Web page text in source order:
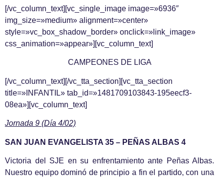
[/vc_column_text][vc_single_image image=»6936″
img_size=»medium» alignment=»center»
style=»vc_box_shadow_border» onclick=»link_image»
css_animation=»appear»][vc_column_text]
CAMPEONES DE LIGA
[/vc_column_text][/vc_tta_section][vc_tta_section
title=»INFANTIL» tab_id=»1481709103843-195eecf3-
08ea»][vc_column_text]
Jornada 9 (Día 4/02)
SAN JUAN EVANGELISTA 35 – PEÑAS ALBAS 4
Victoria del SJE en su enfrentamiento ante Peñas Albas.
Nuestro equipo dominó de principio a fin el partido, con una